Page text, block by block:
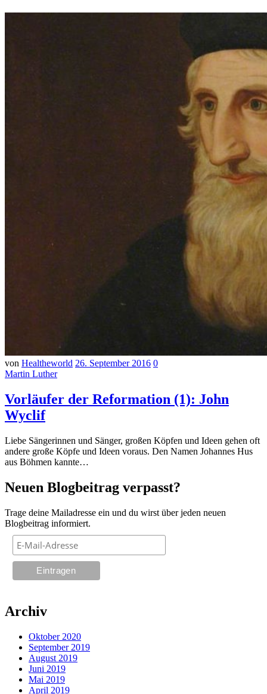
von Healtheworld 26. September 2016 0
Martin Luther
Vorläufer der Reformation (1): John
Wyclif
Liebe Sängerinnen und Sänger, großen Köpfen und Ideen gehen oft
andere große Köpfe und Ideen voraus. Den Namen Johannes Hus
aus Böhmen kannte…
Neuen Blogbeitrag verpasst?
Trage deine Mailadresse ein und du wirst über jeden neuen
Blogbeitrag informiert.
Archiv
Oktober 2020
September 2019
August 2019
Juni 2019
Mai 2019
April 2019